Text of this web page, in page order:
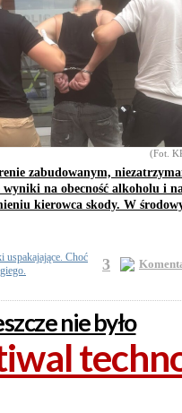
(Fot.
zabudowanym,
na obecność alkoholu i
kierowca skody. W
uspakajające. Choć 3
nie było